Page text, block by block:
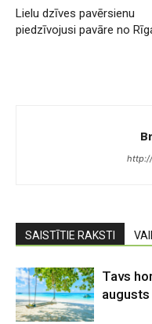
Lielu dzīves pavērsienu
piedzīvojusi pavāre no
SAISTĪTIE RAKSTI
Tavs
augusts